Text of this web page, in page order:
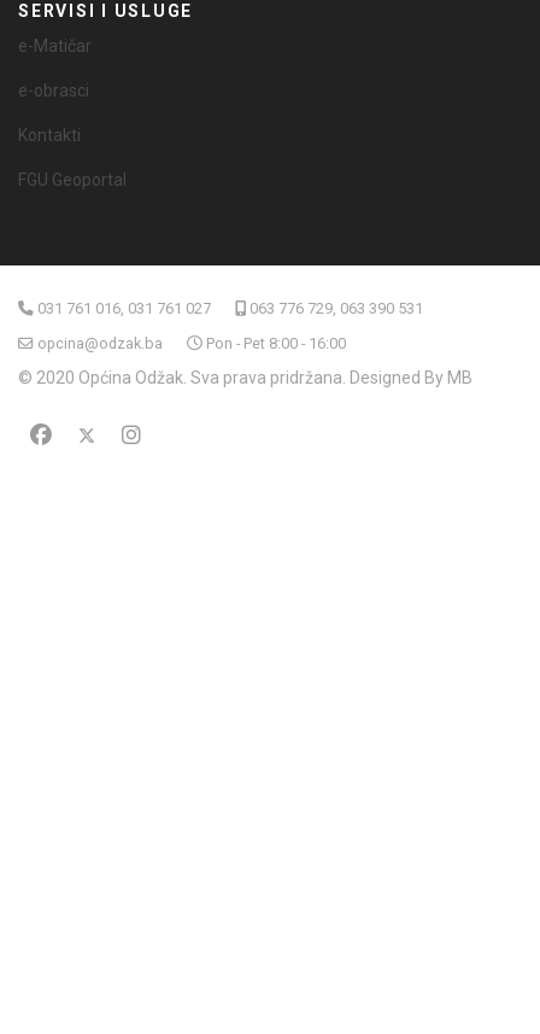
SERVISI I USLUGE
e-Matičar
e-obrasci
Kontakti
FGU Geoportal
031 761 016, 031 761 027
063 776 729, 063 390 531
opcina@odzak.ba
Pon - Pet 8:00 - 16:00
© 2020 Općina Odžak. Sva prava pridržana. Designed By MB